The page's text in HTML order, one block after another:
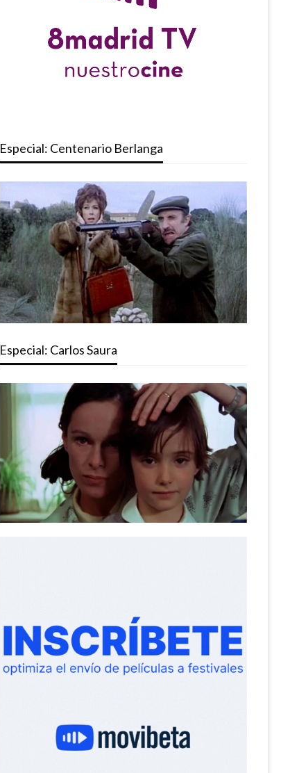
Especial: Centenario Berlanga
Especial: Carlos Saura